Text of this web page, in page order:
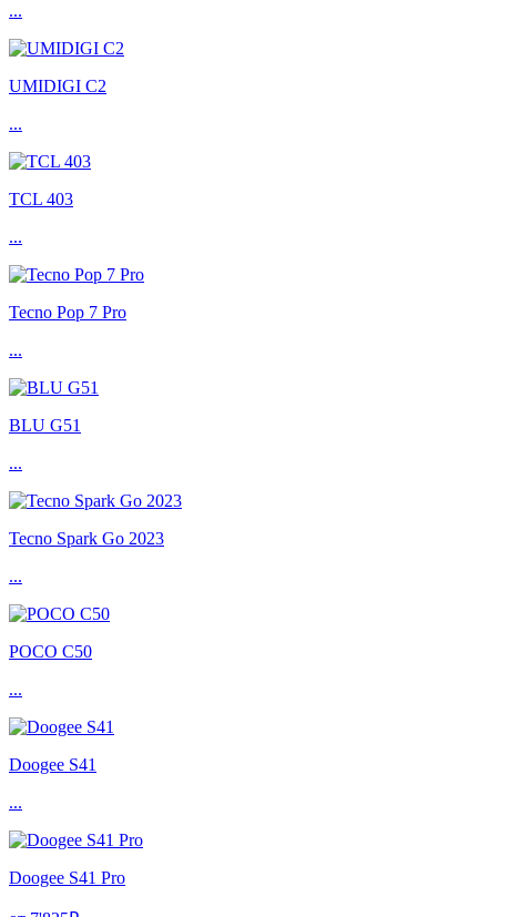
...
UMIDIGI C2
...
TCL 403
...
Tecno Pop 7 Pro
...
BLU G51
...
Tecno Spark Go 2023
...
POCO C50
...
Doogee S41
...
Doogee S41 Pro